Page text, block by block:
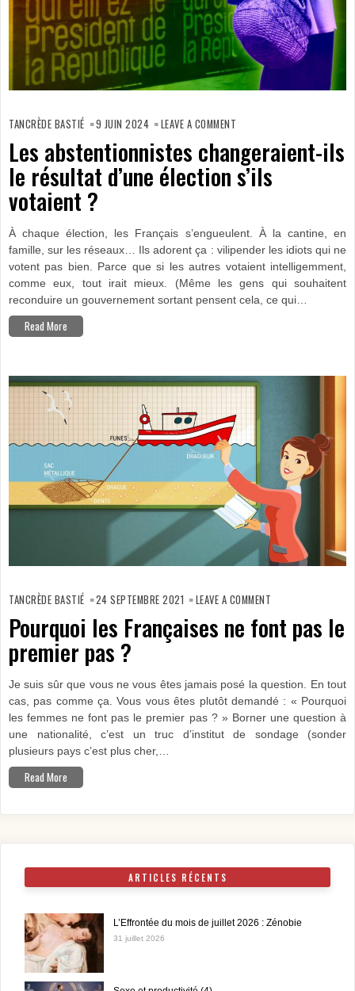
TANCRÈDE BASTIÉ 9 JUIN 2024 LEAVE A COMMENT
CHANGERAIENT-
ILS
LE
RÉSULTAT
D’UNE
ÉLECTION
Les abstentionnistes changeraient-ils
le résultat d’une élection s’ils
votaient ?
À chaque élection, les Français s’engueulent. À la cantine, en
famille, sur les réseaux… Ils adorent ça : vilipender les idiots qui ne
votent pas bien. Parce que si les autres votaient intelligemment,
comme eux, tout irait mieux. (Même les gens qui souhaitent
reconduire un gouvernement sortant pensent cela, ce qui…
Read More
TANCRÈDE BASTIÉ 24 SEPTEMBRE 2021 LEAVE A COMMENT
FRANÇAISES
NE
FONT
Pourquoi les Françaises ne font pas le
premier pas ?
Je suis sûr que vous ne vous êtes jamais posé la question. En tout
cas, pas comme ça. Vous vous êtes plutôt demandé : « Pourquoi
les femmes ne font pas le premier pas ? » Borner une question à
une nationalité, c’est un truc d’institut de sondage (sonder
plusieurs pays c’est plus cher,…
Read More
ARTICLES RÉCENTS
L’Effrontée du mois de juillet 2026 : Zénobie
31 juillet 2026